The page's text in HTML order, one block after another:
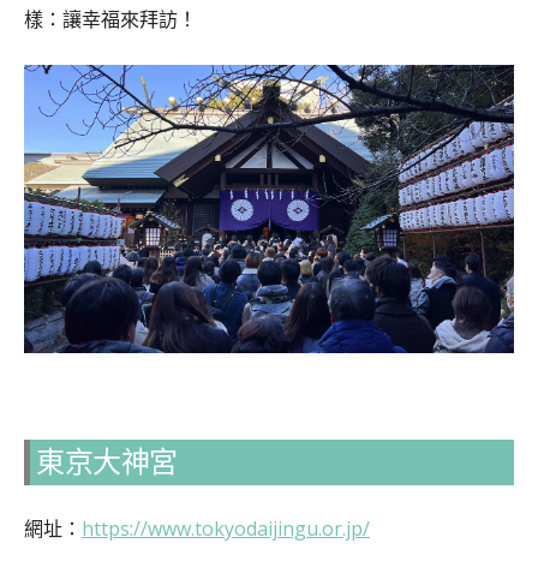
樣：讓幸福來拜訪！
東京大神宮
網址： https://www.tokyodaijingu.or.jp/